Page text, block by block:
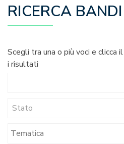
RICERCA BANDI
Scegli tra una o più voci e clicca
i risultati
Stato